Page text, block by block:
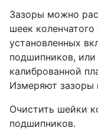
Зазоры можно
шеек
установленных
подшипников,
калиброванной
Измеряют
Очистить шейки
подшипников.